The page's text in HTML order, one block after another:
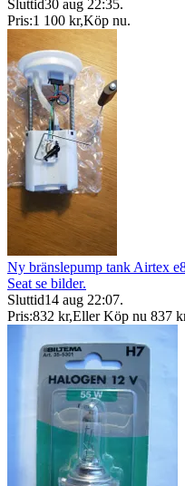
Sluttid30 aug 22:35.
Pris:1 100 kr,Köp nu.
Ny bränslepump tank Airtex
Seat se bilder.
Sluttid14 aug 22:07.
Pris:832 kr,Eller Köp nu 837